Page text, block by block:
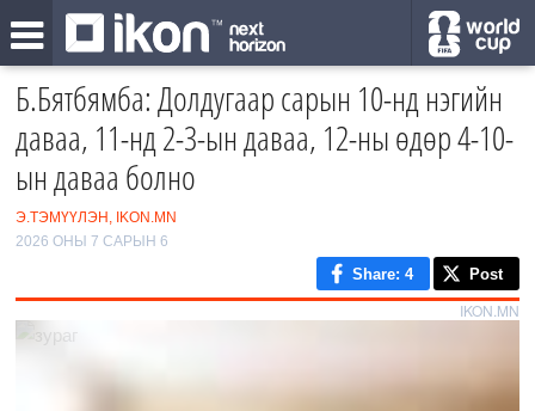
Б.Бятбямба: Долдугаар сарын 10-нд нэгийн
даваа, 11-нд 2-3-ын даваа, 12-ны өдөр 4-10-
ын даваа болно
Э.ТЭМҮҮЛЭН, IKON.MN
2026 ОНЫ 7 САРЫН 6
Share: 4 Post
IKON.MN